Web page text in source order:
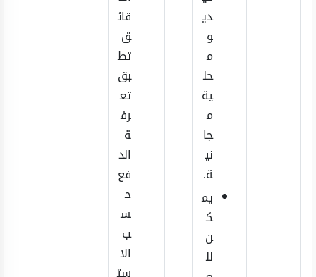
دي
و
م
حل
ية
م
جا
ني
ة.
يم
ك
ن
لل
قائ
ق
تط
بق
تع
رف
ة
الد
فع
ح
س
ب
الا